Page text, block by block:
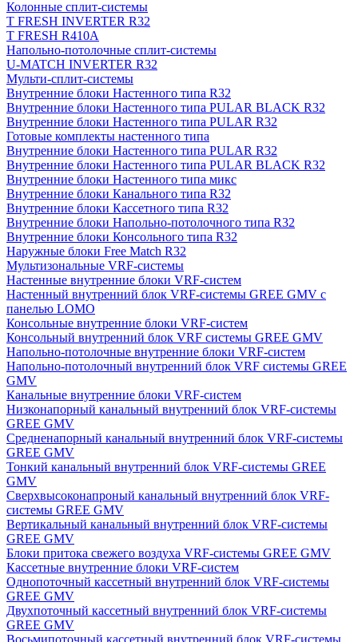
Колонные сплит-системы
T FRESH INVERTER R32
T FRESH R410A
Напольно-потолочные сплит-системы
U-MATCH INVERTER R32
Мульти-сплит-системы
Внутренние блоки Настенного типа R32
Внутренние блоки Настенного типа PULAR BLACK R32
Внутренние блоки Настенного типа PULAR R32
Готовые комплекты настенного типа
Внутренние блоки Настенного типа PULAR R32
Внутренние блоки Настенного типа PULAR BLACK R32
Внутренние блоки Настенного типа микс
Внутренние блоки Канального типа R32
Внутренние блоки Кассетного типа R32
Внутренние блоки Напольно-потолочного типа R32
Внутренние блоки Консольного типа R32
Наружные блоки Free Match R32
Мультизональные VRF-системы
Настенные внутренние блоки VRF-систем
Настенный внутренний блок VRF-системы GREE GMV с
панелью LOMO
Консольные внутренние блоки VRF-систем
Консольный внутренний блок VRF системы GREE GMV
Напольно-потолочные внутренние блоки VRF-систем
Напольно-потолочный внутренний блок VRF системы GREE
GMV
Канальные внутренние блоки VRF-систем
Низконапорный канальный внутренний блок VRF-системы
GREE GMV
Средненапорный канальный внутренний блок VRF-системы
GREE GMV
Тонкий канальный внутренний блок VRF-системы GREE
GMV
Сверхвысоконапроный канальный внутренний блок VRF-
системы GREE GMV
Вертикальный канальный внутренний блок VRF-системы
GREE GMV
Блоки притока свежего воздуха VRF-системы GREE GMV
Кассетные внутренние блоки VRF-систем
Однопоточный кассетный внутренний блок VRF-системы
GREE GMV
Двухпоточный кассетный внутренний блок VRF-системы
GREE GMV
Восьмипоточный кассетный внутренний блок VRF-системы